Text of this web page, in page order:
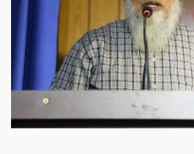
নবীনবরণ - ২০২৫